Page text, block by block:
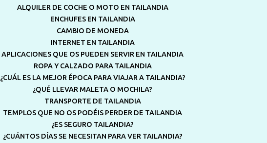
ALQUILER DE COCHE O MOTO EN TAILANDIA
ENCHUFES EN TAILANDIA
CAMBIO DE MONEDA
INTERNET EN TAILANDIA
APLICACIONES QUE OS PUEDEN SERVIR EN TAILANDIA
ROPA Y CALZADO PARA TAILANDIA
¿CUÁL ES LA MEJOR ÉPOCA PARA VIAJAR A TAILANDIA?
¿QUÉ LLEVAR MALETA O MOCHILA?
TRANSPORTE DE TAILANDIA
TEMPLOS QUE NO OS PODÉIS PERDER DE TAILANDIA
¿ES SEGURO TAILANDIA?
¿CUÁNTOS DÍAS SE NECESITAN PARA VER TAILANDIA?